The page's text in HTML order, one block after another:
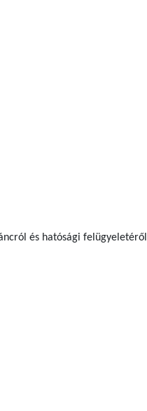
és hatósági felügyeletéről